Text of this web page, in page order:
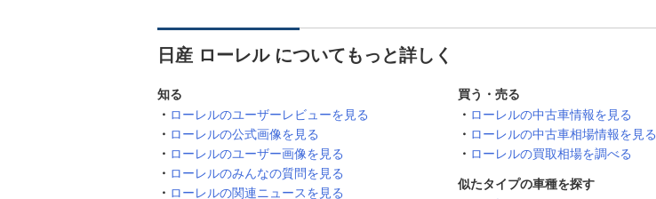
日産 ローレル についてもっと詳しく
知る
ローレルのユーザーレビューを見る
ローレルの公式画像を見る
ローレルのユーザー画像を見る
ローレルのみんなの質問を見る
ローレルの関連ニュースを見る
買う・売る
ローレルの中古車情報を見る
ローレルの中古車相場情報を見る
ローレルの買取相場を調べる
似たタイプの車種を探す